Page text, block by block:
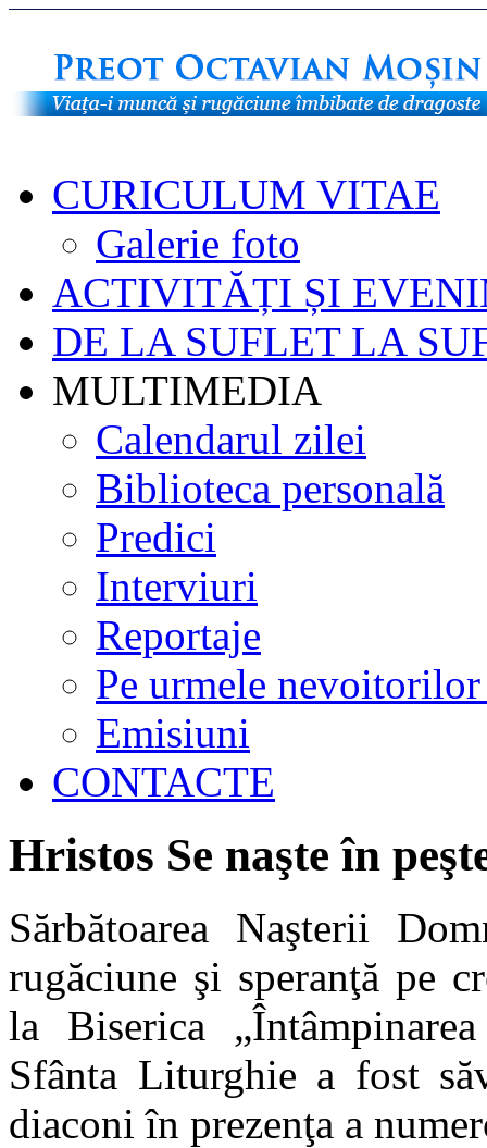
CURICULUM VITAE
Galerie foto
ACTIVITĂȚI ȘI
DE LA SUFLET LA
MULTIMEDIA
Calendarul zilei
Biblioteca personală
Predici
Interviuri
Reportaje
Pe urmele nevoitorilor
Emisiuni
CONTACTE
Hristos Se naşte în
Sărbătoarea Naşterii
rugăciune şi speranţă pe
la Biserica
Sfânta Liturghie a fost
diaconi în prezenţa a